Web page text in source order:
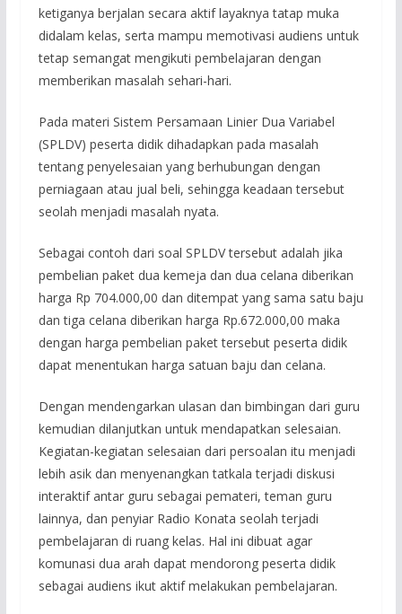
ketiganya berjalan secara aktif layaknya tatap muka
didalam kelas, serta mampu memotivasi audiens untuk
tetap semangat mengikuti pembelajaran dengan
memberikan masalah sehari-hari.
Pada materi Sistem Persamaan Linier Dua Variabel
(SPLDV) peserta didik dihadapkan pada masalah
tentang penyelesaian yang berhubungan dengan
perniagaan atau jual beli, sehingga keadaan tersebut
seolah menjadi masalah nyata.
Sebagai contoh dari soal SPLDV tersebut adalah jika
pembelian paket dua kemeja dan dua celana diberikan
harga Rp 704.000,00 dan ditempat yang sama satu baju
dan tiga celana diberikan harga Rp.672.000,00 maka
dengan harga pembelian paket tersebut peserta didik
dapat menentukan harga satuan baju dan celana.
Dengan mendengarkan ulasan dan bimbingan dari guru
kemudian dilanjutkan untuk mendapatkan selesaian.
Kegiatan-kegiatan selesaian dari persoalan itu menjadi
lebih asik dan menyenangkan tatkala terjadi diskusi
interaktif antar guru sebagai pemateri, teman guru
lainnya, dan penyiar Radio Konata seolah terjadi
pembelajaran di ruang kelas. Hal ini dibuat agar
komunasi dua arah dapat mendorong peserta didik
sebagai audiens ikut aktif melakukan pembelajaran.